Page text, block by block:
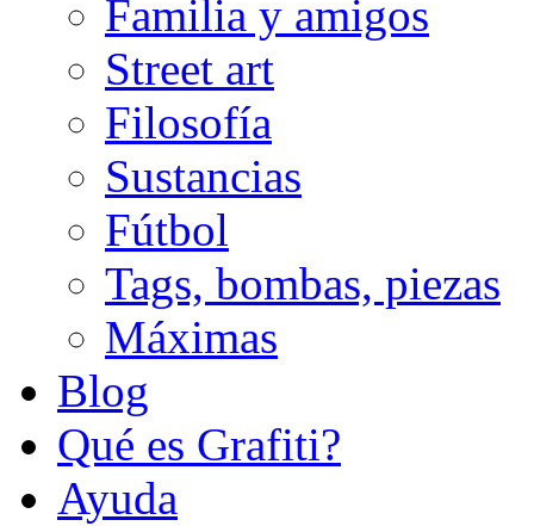
Familia y amigos
Street art
Filosofía
Sustancias
Fútbol
Tags, bombas, piezas
Máximas
Blog
Qué es Grafiti?
Ayuda